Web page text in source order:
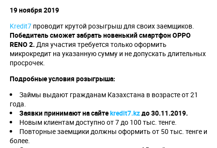
19 ноября 2019
Kredit7 проводит крутой розыгрыш для своих заемщиков.
Победитель сможет забрать новенький смартфонOPPO
RENO 2. Для участия требуется только оформить
микрокредит на указанную сумму и не допускать длительных
просрочек.
Подробные условия розыгрыша:
Займы выдают гражданам Казахстана в возрасте от 21
года.
Заявки принимают на сайтеkredit7.kzдо 30.11.2019.
Новым клиентам доступно от 7 до 100 тыс. тенге.
Повторные заемщики должны оформить от 50 тыс. тенге и
более.